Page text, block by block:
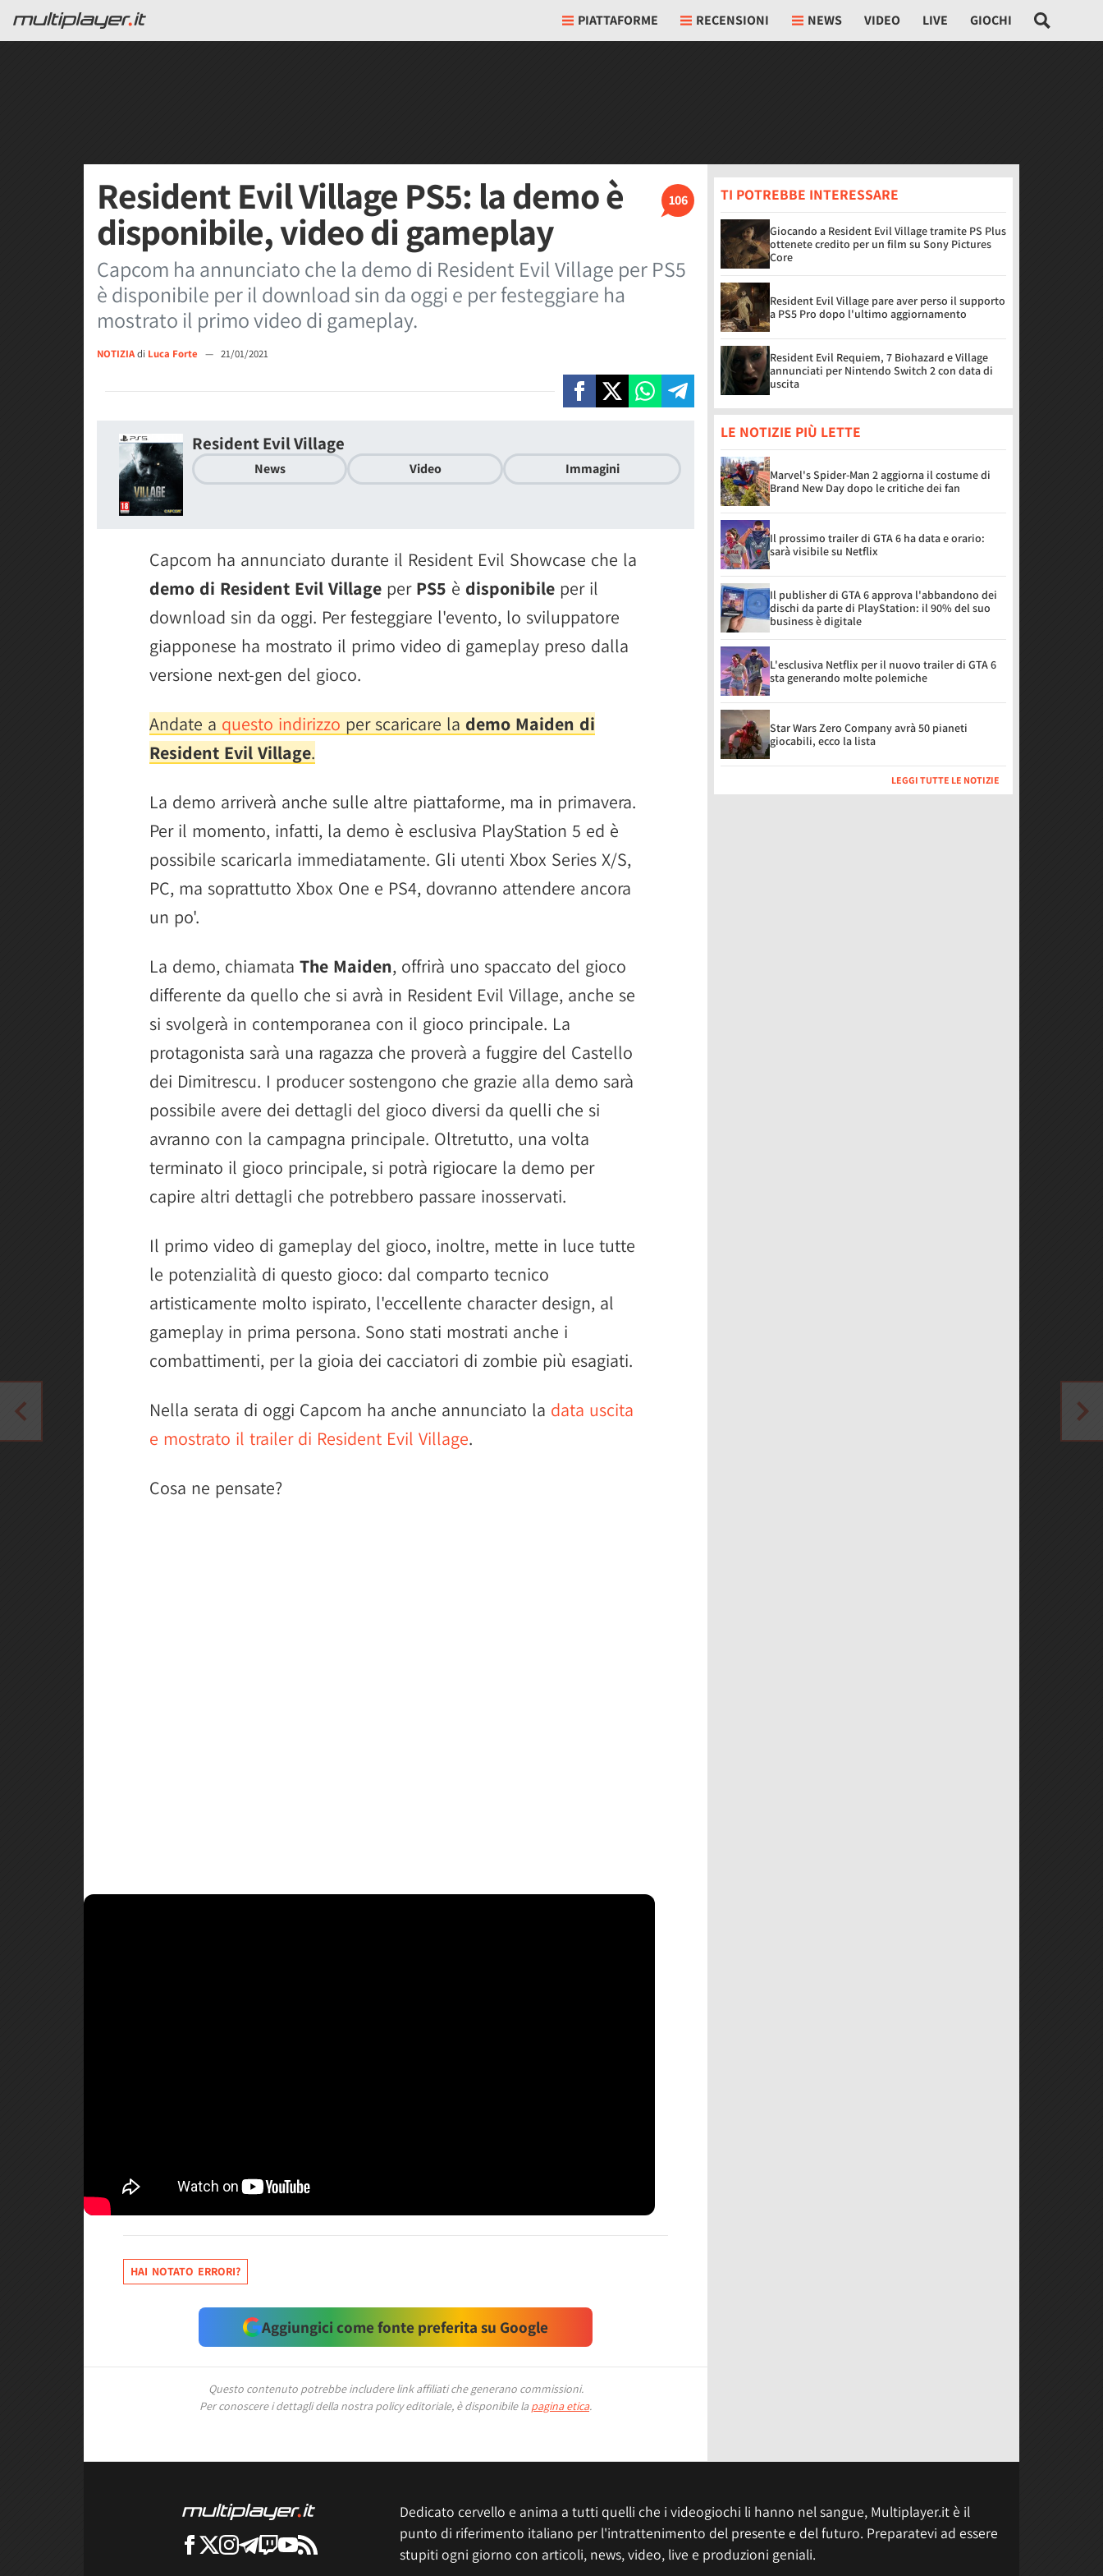
PIATTAFORME RECENSIONI NEWS VIDEO LIVE GIOCHI
106
Resident Evil Village PS5: la demo è
disponibile, video di gameplay
Capcom ha annunciato che la demo di Resident Evil Village per PS5
è disponibile per il download sin da oggi e per festeggiare ha
mostrato il primo video di gameplay.
NOTIZIAdi Luca Forte — 21/01/2021
Resident Evil Village
News Video Immagini
Capcom ha annunciato durante il Resident Evil Showcase che la
demo di Resident Evil Village per PS5 è disponibile per il
download sin da oggi. Per festeggiare l'evento, lo sviluppatore
giapponese ha mostrato il primo video di gameplay preso dalla
versione next-gen del gioco.
Andate a questo indirizzo per scaricare la demo Maiden di
Resident Evil Village.
La demo arriverà anche sulle altre piattaforme, ma in primavera.
Per il momento, infatti, la demo è esclusiva PlayStation 5 ed è
possibile scaricarla immediatamente. Gli utenti Xbox Series X/S,
PC, ma soprattutto Xbox One e PS4, dovranno attendere ancora
un po'.
La demo, chiamata The Maiden, offrirà uno spaccato del gioco
differente da quello che si avrà in Resident Evil Village, anche se
si svolgerà in contemporanea con il gioco principale. La
protagonista sarà una ragazza che proverà a fuggire del Castello
dei Dimitrescu. I producer sostengono che grazie alla demo sarà
possibile avere dei dettagli del gioco diversi da quelli che si
avranno con la campagna principale. Oltretutto, una volta
terminato il gioco principale, si potrà rigiocare la demo per
capire altri dettagli che potrebbero passare inosservati.
Il primo video di gameplay del gioco, inoltre, mette in luce tutte
le potenzialità di questo gioco: dal comparto tecnico
artisticamente molto ispirato, l'eccellente character design, al
gameplay in prima persona. Sono stati mostrati anche i
combattimenti, per la gioia dei cacciatori di zombie più esagiati.
Nella serata di oggi Capcom ha anche annunciato la data uscita
e mostrato il trailer di Resident Evil Village.
Cosa ne pensate?
HAI NOTATO ERRORI?
Aggiungici come fonte preferita su Google
Questo contenuto potrebbe includere link affiliati che generano commissioni.
Per conoscere i dettagli della nostra policy editoriale, è disponibile la pagina etica.
TI POTREBBE INTERESSARE
Giocando a Resident Evil Village tramite PS Plus
ottenete credito per un film su Sony Pictures
Core
Resident Evil Village pare aver perso il supporto
a PS5 Pro dopo l'ultimo aggiornamento
Resident Evil Requiem, 7 Biohazard e Village
annunciati per Nintendo Switch 2 con data di
uscita
LE NOTIZIE PIÙ LETTE
Marvel's Spider-Man 2 aggiorna il costume di
Brand New Day dopo le critiche dei fan
Il prossimo trailer di GTA 6 ha data e orario:
sarà visibile su Netflix
Il publisher di GTA 6 approva l'abbandono dei
dischi da parte di PlayStation: il 90% del suo
business è digitale
L'esclusiva Netflix per il nuovo trailer di GTA 6
sta generando molte polemiche
Star Wars Zero Company avrà 50 pianeti
giocabili, ecco la lista
LEGGI TUTTE LE NOTIZIE
Dedicato cervello e anima a tutti quelli che i videogiochi li hanno nel sangue, Multiplayer.it è il
punto di riferimento italiano per l'intrattenimento del presente e del futuro. Preparatevi ad essere
stupiti ogni giorno con articoli, news, video, live e produzioni geniali.